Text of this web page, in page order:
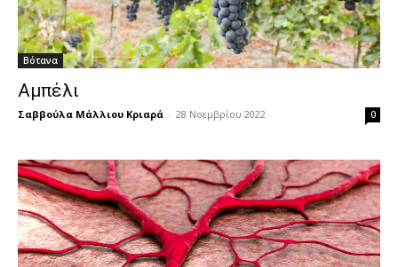
Βότανα
Αμπέλι
Σαββούλα Μάλλιου Κριαρά - 28 Νοεμβρίου 2022 0